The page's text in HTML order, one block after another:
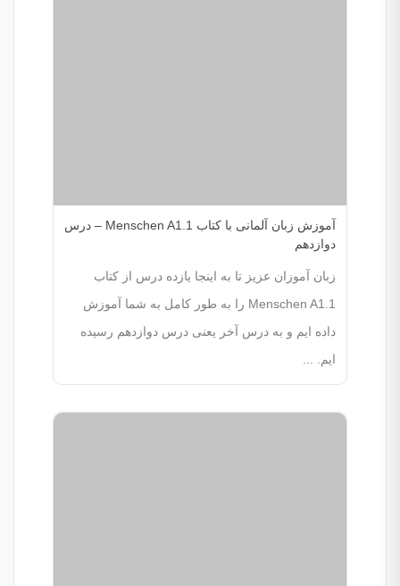
آموزش زبان آلمانی با کتاب Menschen A1.1 – درس
دوازدهم
زبان آموزان عزیز تا به اینجا یازده درس از کتاب
Menschen A1.1 را به طور کامل به شما آموزش
داده ایم و به درس آخر یعنی درس دوازدهم رسیده
ایم. ...